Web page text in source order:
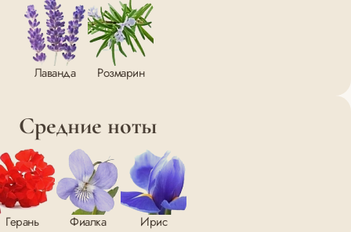
Лаванда Розмарин
Средние ноты
Герань Фиалка Ирис